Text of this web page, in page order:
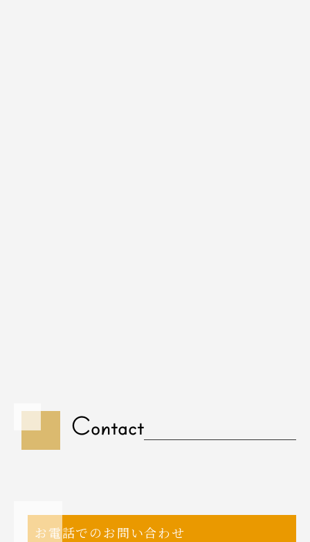
Contact
お電話でのお問い合わせ